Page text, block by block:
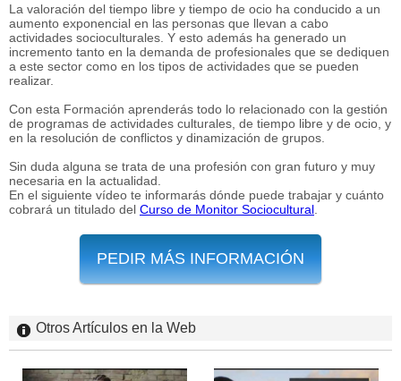
La valoración del tiempo libre y tiempo de ocio ha conducido a un
aumento exponencial en las personas que llevan a cabo
actividades socioculturales. Y esto además ha generado un
incremento tanto en la demanda de profesionales que se dediquen
a este sector como en los tipos de actividades que se pueden
realizar.
Con esta Formación aprenderás todo lo relacionado con la gestión
de programas de actividades culturales, de tiempo libre y de ocio, y
en la resolución de conflictos y dinamización de grupos.
Sin duda alguna se trata de una profesión con gran futuro y muy
necesaria en la actualidad.
En el siguiente vídeo te informarás dónde puede trabajar y cuánto
cobrará un titulado del Curso de Monitor Sociocultural
PEDIR MÁS INFORMACIÓN
Otros Artículos en la Web